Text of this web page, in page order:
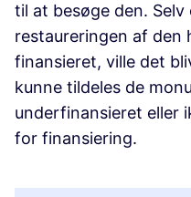
til at besøge den.
restaureringen af den
finansieret, ville det
kunne tildeles de
underfinansieret eller
for finansiering.